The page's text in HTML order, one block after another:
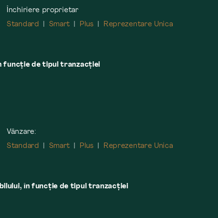
Închiriere proprietar
Standard
Smart Plus Reprezentare Unica
funcție de tipul tranzacției
Vânzare:
Standard
Smart Plus Reprezentare Unica
în funcţie de tipul tranzacţiei